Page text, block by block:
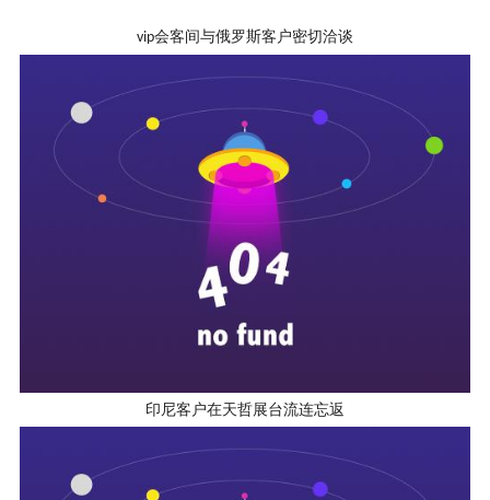
vip会客间与俄罗斯客户密切洽谈
印尼客户在天哲展台流连忘返